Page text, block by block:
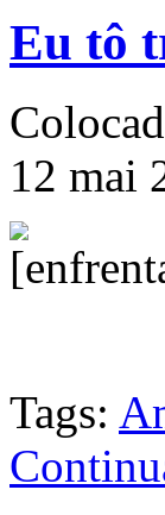
Eu tô
12 mai
Tags: